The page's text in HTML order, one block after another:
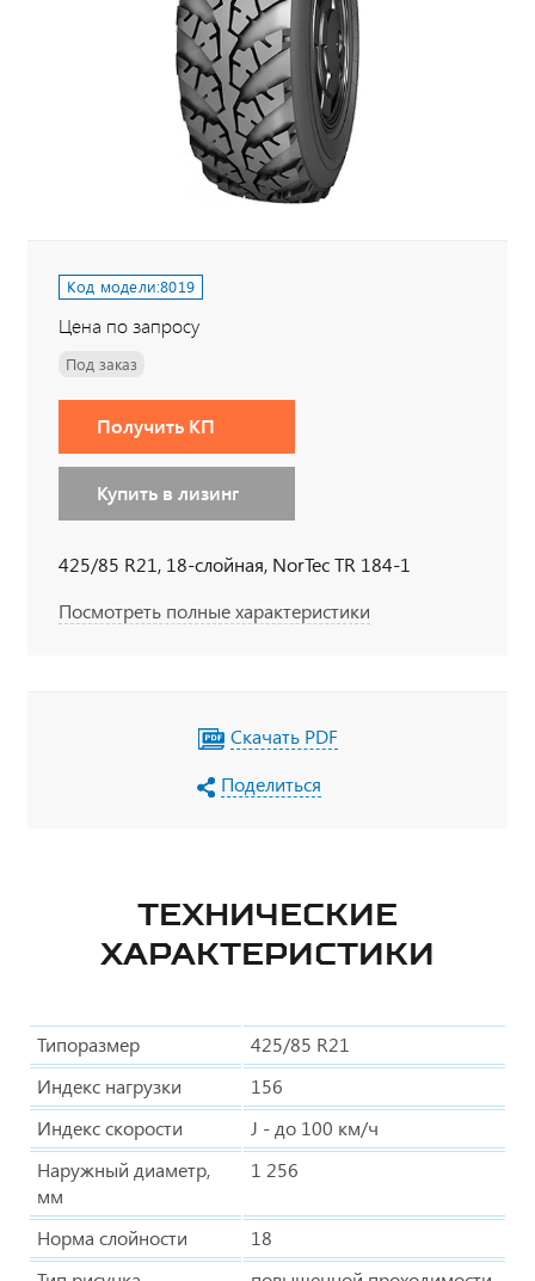
Код модели:8019
Цена по запросу
Под заказ
Получить КП
Купить в лизинг
425/85 R21, 18-слойная, NorTec TR 184-1
Посмотреть полные характеристики
Скачать PDF
Поделиться
ТЕХНИЧЕСКИЕ
ХАРАКТЕРИСТИКИ
Типоразмер
425/85 R21
Индекс нагрузки
156
Индекс скорости
J - до 100 км/ч
Наружный диаметр,
мм
1 256
Норма слойности
18